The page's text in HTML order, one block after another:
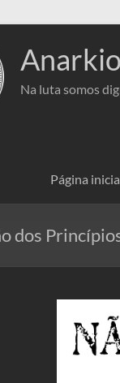
Na luta somos
Página
dos